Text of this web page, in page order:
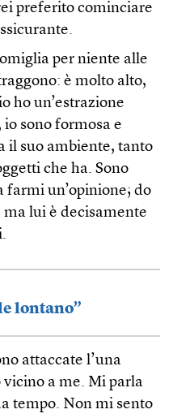
preferito cominciare
per niente alle
è molto alto,
ho un’estrazione
sono formosa e
il suo ambiente, tanto
che ha. Sono
farmi un’opinione; do
lui è decisamente
lontano”
attaccate l’una
vicino a me. Mi parla
tempo. Non mi sento